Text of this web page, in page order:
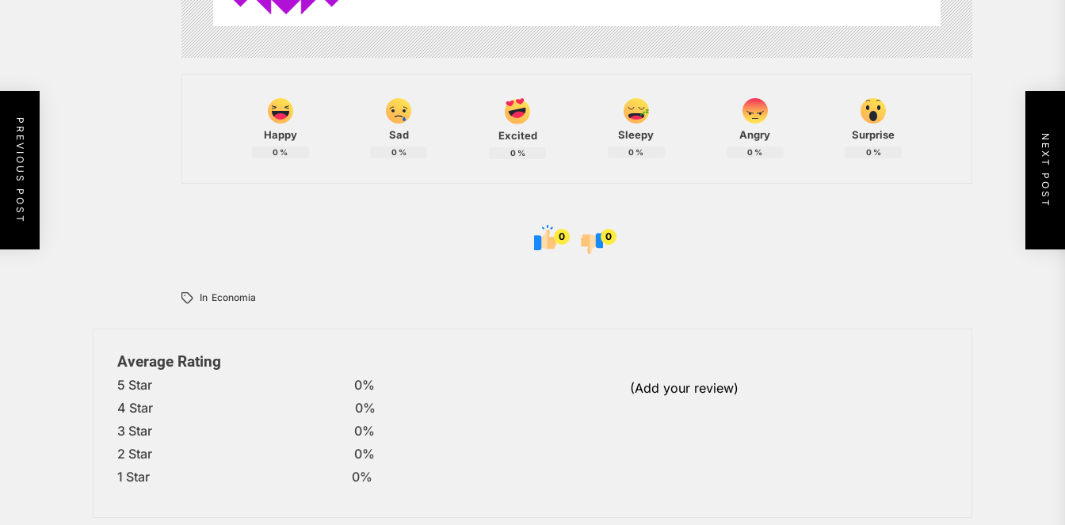
Happy
0 %
Sad
0%
Excited
0%
Sleepy
0 %
Angry
0 %
Surprise
0%
0 0
In Economia
Average Rating
5 Star
0%
4 Star
0%
3 Star
0%
2 Star
0%
1 Star
0%
(Add your review)
PREVIOUS POST NEXT POST